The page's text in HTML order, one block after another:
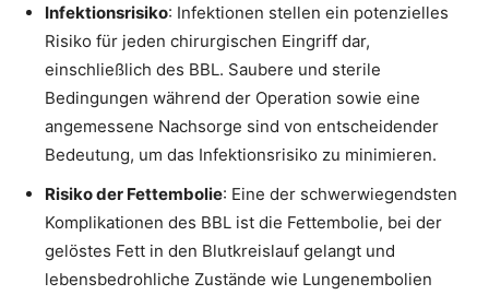
Infektionsrisiko: Infektionen stellen ein potenzielles
Risiko für jeden chirurgischen Eingriff dar,
einschließlich des BBL. Saubere und sterile
Bedingungen während der Operation sowie eine
angemessene Nachsorge sind von entscheidender
Bedeutung, um das Infektionsrisiko zu minimieren.
Risiko der Fettembolie: Eine der schwerwiegendsten
Komplikationen des BBL ist die Fettembolie, bei der
gelöstes Fett in den Blutkreislauf gelangt und
lebensbedrohliche Zustände wie Lungenembolien